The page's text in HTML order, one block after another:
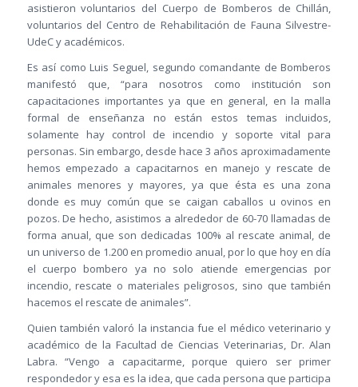
asistieron voluntarios del Cuerpo de Bomberos de Chillán,
voluntarios del Centro de Rehabilitación de Fauna Silvestre-
UdeC y académicos.
Es así como Luis Seguel, segundo comandante de Bomberos
manifestó que, “para nosotros como institución son
capacitaciones importantes ya que en general, en la malla
formal de enseñanza no están estos temas incluidos,
solamente hay control de incendio y soporte vital para
personas. Sin embargo, desde hace 3 años aproximadamente
hemos empezado a capacitarnos en manejo y rescate de
animales menores y mayores, ya que ésta es una zona
donde es muy común que se caigan caballos u ovinos en
pozos. De hecho, asistimos a alrededor de 60-70 llamadas de
forma anual, que son dedicadas 100% al rescate animal, de
un universo de 1.200 en promedio anual, por lo que hoy en día
el cuerpo bombero ya no solo atiende emergencias por
incendio, rescate o materiales peligrosos, sino que también
hacemos el rescate de animales”.
Quien también valoró la instancia fue el médico veterinario y
académico de la Facultad de Ciencias Veterinarias, Dr. Alan
Labra. “Vengo a capacitarme, porque quiero ser primer
respondedor y esa es la idea, que cada persona que participa